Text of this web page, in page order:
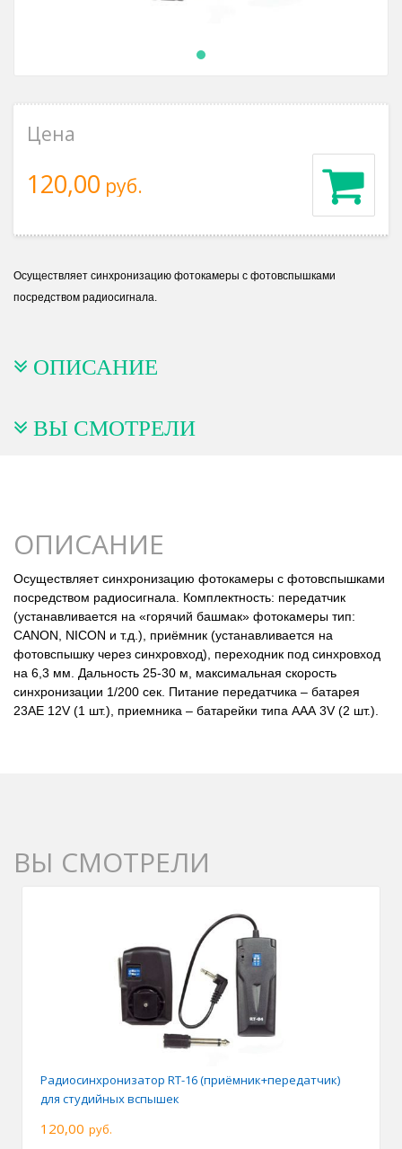
Цена
120,00 руб.
Осуществляет синхронизацию фотокамеры с фотовспышками
посредством радиосигнала.
ОПИСАНИЕ
ВЫ СМОТРЕЛИ
ОПИСАНИЕ
Осуществляет синхронизацию фотокамеры с фотовспышками
посредством радиосигнала. Комплектность: передатчик
(устанавливается на «горячий башмак» фотокамеры тип:
CANON, NICON и т.д.), приёмник (устанавливается на
фотовспышку через синхровход), переходник под синхровход
на 6,3 мм. Дальность 25-30 м, максимальная скорость
синхронизации 1/200 сек. Питание передатчика – батарея
23AE 12V (1 шт.), приемника – батарейки типа ААА 3V (2 шт.).
ВЫ СМОТРЕЛИ
Радиосинхронизатор RT-16 (приёмник+передатчик)
для студийных вспышек
120,00 руб.